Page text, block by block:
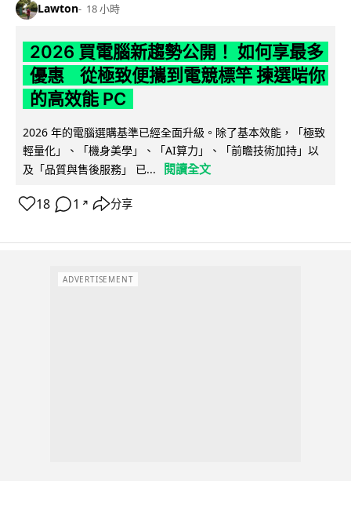
Lawton 18 小時
2026 買電腦新趨勢公開！ 如何享最多
優惠 從極致便攜到電競標竿 揀選啱你
的高效能 PC
2026 年的電腦選購基準已經全面升級。除了基本效能，「極致
輕量化」、「機身美學」、「AI算力」、「前瞻技術加持」以
及「品質與售後服務」 已...
閱讀全文
18 1 ↗ 分享
ADVERTISEMENT